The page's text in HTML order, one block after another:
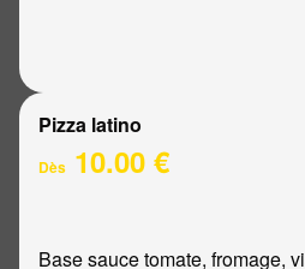
Pizza latino
Dès 10.00 €
Base sauce tomate, fromage,